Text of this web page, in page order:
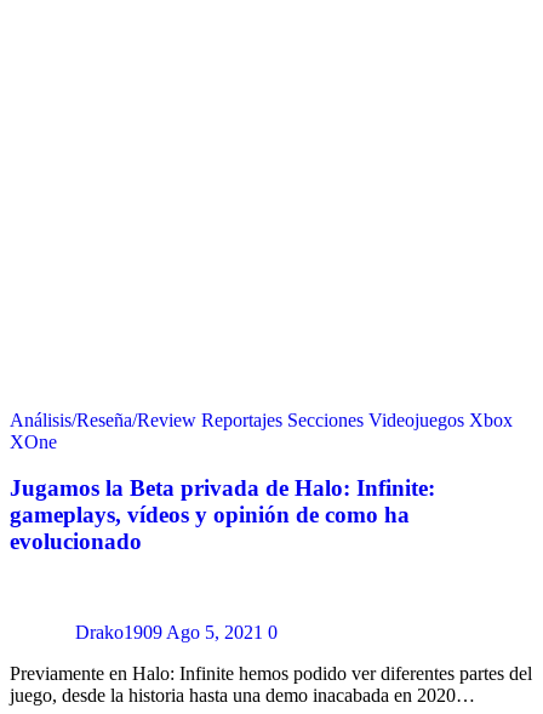
Análisis/Reseña/Review Reportajes Secciones Videojuegos Xbox
XOne
Jugamos la Beta privada de Halo: Infinite:
gameplays, vídeos y opinión de como ha
evolucionado
Drako1909 Ago 5, 2021 0
Previamente en Halo: Infinite hemos podido ver diferentes partes del
juego, desde la historia hasta una demo inacabada en 2020…